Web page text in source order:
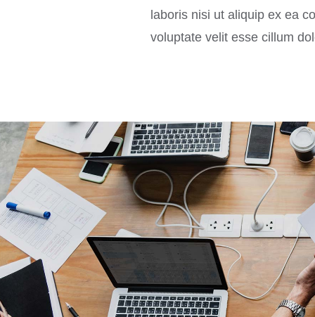
laboris nisi ut aliquip ex ea
voluptate velit esse cillum